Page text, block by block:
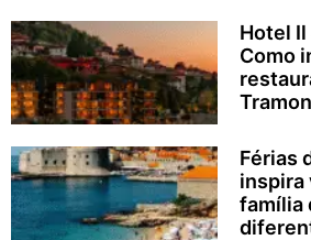
Hotel Il
Como
Férias
inspira
família